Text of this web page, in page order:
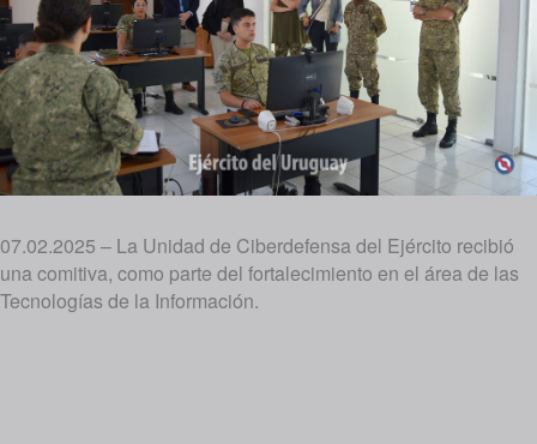
07.02.2025 – La Unidad de Ciberdefensa del Ejército recibió
una comitiva, como parte del fortalecimiento en el área de las
Tecnologías de la Información.